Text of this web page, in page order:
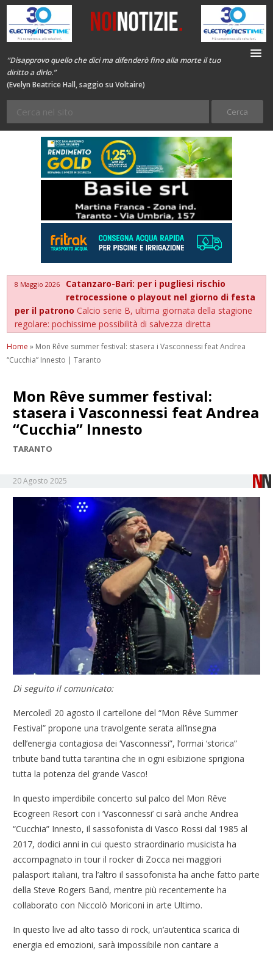
“Disapprovo quello che dici ma difenderò fino alla morte il tuo
diritto a dirlo.”
(Evelyn Beatrice Hall, saggio su Voltaire)
8 Maggio 2026
Catanzaro-Bari: per i pugliesi rischio
retrocessione o playout nel giorno di festa
per il patronoCalcio serie B, ultima giornata della stagione
regolare: pochissime possibilità di salvezza diretta
Home » Mon Rêve summer festival: stasera i Vasconnessi feat Andrea
“Cucchia” Innesto | Taranto
Mon Rêve summer festival:
stasera i Vasconnessi feat Andrea
“Cucchia” Innesto
TARANTO
20 Agosto 2025
Di seguito il comunicato:
Mercoledì 20 agosto il cartellone del “Mon Rêve Summer
Festival” propone una travolgente serata all’insegna
dell’energia contagiosa dei ‘Vasconnessi”, l’ormai ‘storica”
tribute band tutta tarantina che in ogni esibizione sprigiona
tutta la potenza del grande Vasco!
In questo imperdibile concerto sul palco del Mon Rêve
Ecogreen Resort con i ‘Vasconnessi’ ci sarà anche Andrea
“Cucchia” Innesto, il sassofonista di Vasco Rossi dal 1985 al
2017, dodici anni in cui questo straordinario musicista ha
accompagnato in tour il rocker di Zocca nei maggiori
palasport italiani, tra l’altro il sassofonista ha anche fatto parte
della Steve Rogers Band, mentre più recentemente ha
collaborato con Niccolò Moriconi in arte Ultimo.
In questo live ad alto tasso di rock, un’autentica scarica di
energia ed emozioni, sarà impossibile non cantare a